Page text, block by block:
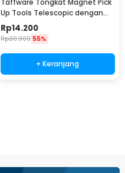
Taffware Tongkat Magnet Pick
Up Tools Telescopic dengan
Lampu LED - GJ0347
Rp14.200
Rp30.900 55%
+ Keranjang